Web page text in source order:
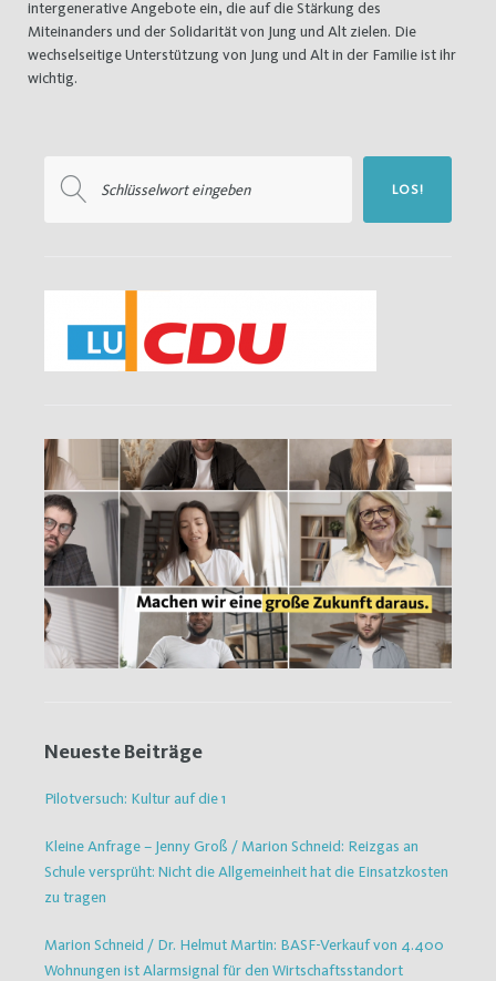
intergenerative Angebote ein, die auf die Stärkung des
Miteinanders und der Solidarität von Jung und Alt zielen. Die
wechselseitige Unterstützung von Jung und Alt in der Familie ist ihr
wichtig.
nach:
LOS!
Neueste Beiträge
Pilotversuch: Kultur auf die 1
Kleine Anfrage – Jenny Groß / Marion Schneid: Reizgas an
Schule versprüht: Nicht die Allgemeinheit hat die Einsatzkosten
zu tragen
Marion Schneid / Dr. Helmut Martin: BASF-Verkauf von 4.400
Wohnungen ist Alarmsignal für den Wirtschaftsstandort